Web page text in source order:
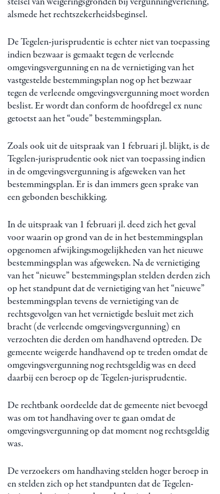
alsmede het rechtszekerheidsbeginsel.
De Tegelen-jurisprudentie is echter niet van toepassing
indien bezwaar is gemaakt tegen de verleende
omgevingsvergunning en na de vernietiging van het
vastgestelde bestemmingsplan nog op het bezwaar
tegen de verleende omgevingsvergunning moet worden
beslist. Er wordt dan conform de hoofdregel ex nunc
getoetst aan het “oude” bestemmingsplan.
Zoals ook uit de uitspraak van 1 februari jl. blijkt, is de
Tegelen-jurisprudentie ook niet van toepassing indien
in de omgevingsvergunning is afgeweken van het
bestemmingsplan. Er is dan immers geen sprake van
een gebonden beschikking.
In de uitspraak van 1 februari jl. deed zich het geval
voor waarin op grond van de in het bestemmingsplan
opgenomen afwijkingsmogelijkheden van het nieuwe
bestemmingsplan was afgeweken. Na de vernietiging
van het “nieuwe” bestemmingsplan stelden derden zich
op het standpunt dat de vernietiging van het “nieuwe”
bestemmingsplan tevens de vernietiging van de
rechtsgevolgen van het vernietigde besluit met zich
bracht (de verleende omgevingsvergunning) en
verzochten die derden om handhavend optreden. De
gemeente weigerde handhavend op te treden omdat de
omgevingsvergunning nog rechtsgeldig was en deed
daarbij een beroep op de Tegelen-jurisprudentie.
De rechtbank oordeelde dat de gemeente niet bevoegd
was om tot handhaving over te gaan omdat de
omgevingsvergunning op dat moment nog rechtsgeldig
was.
De verzoekers om handhaving stelden hoger beroep in
en stelden zich op het standpunten dat de Tegelen-